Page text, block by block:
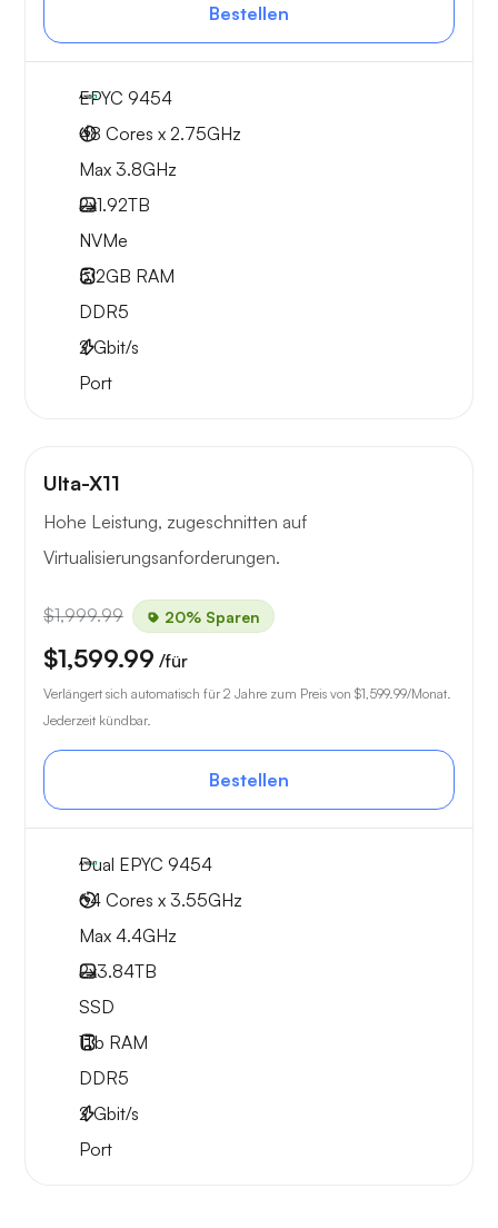
Bestellen
EPYC 9454
48 Cores x 2.75GHz
Max 3.8GHz
2x1.92TB
NVMe
512GB RAM
DDR5
2Gbit/s
Port
Ulta-X11
Hohe Leistung, zugeschnitten auf
Virtualisierungsanforderungen.
$1,999.99 20% Sparen
$1,599.99 /für
Verlängert sich automatisch für 2 Jahre zum Preis von $1,599.99/Monat.
Jederzeit kündbar.
Bestellen
Dual EPYC 9454
64 Cores x 3.55GHz
Max 4.4GHz
2x3.84TB
SSD
1Tb RAM
DDR5
2Gbit/s
Port